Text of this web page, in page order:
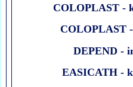
COLOPLAST -
COLOPLAST
DEPEND -
EASICATH -